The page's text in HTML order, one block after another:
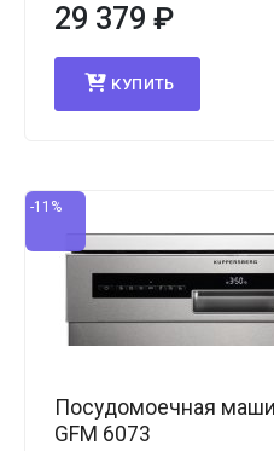
29 379 ₽
КУПИТЬ
-11%
Посудомоечная
GFM 6073